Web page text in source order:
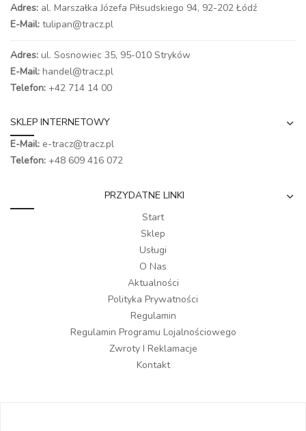
Adres: al. Marszałka Józefa Piłsudskiego 94, 92-202 Łódź
E-Mail: tulipan@tracz.pl
Adres: ul. Sosnowiec 35, 95-010 Stryków
E-Mail: handel@tracz.pl
Telefon: +42 714 14 00
SKLEP INTERNETOWY
E-Mail: e-tracz@tracz.pl
Telefon: +48 609 416 072
PRZYDATNE LINKI
Start
Sklep
Usługi
O Nas
Aktualności
Polityka Prywatności
Regulamin
Regulamin Programu Lojalnościowego
Zwroty I Reklamacje
Kontakt